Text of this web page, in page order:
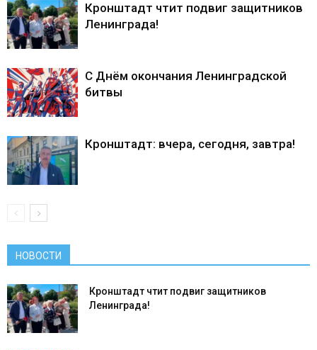
Кронштадт чтит подвиг защитников
Ленинграда!
С Днём окончания Ленинградской
битвы
Кронштадт: вчера, сегодня, завтра!
НОВОСТИ
Кронштадт чтит подвиг защитников
Ленинграда!